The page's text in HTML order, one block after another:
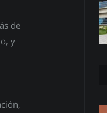
de
y